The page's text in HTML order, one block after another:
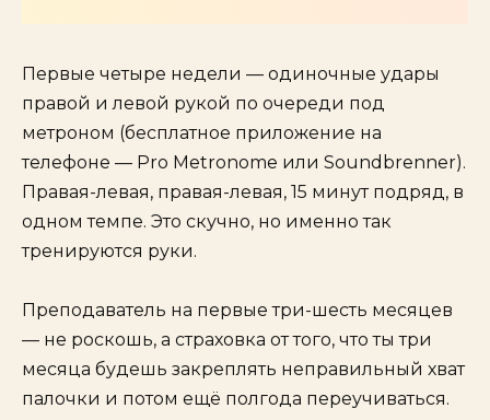
Первые четыре недели — одиночные удары
правой и левой рукой по очереди под
метроном (бесплатное приложение на
телефоне — Pro Metronome или Soundbrenner).
Правая-левая, правая-левая, 15 минут подряд, в
одном темпе. Это скучно, но именно так
тренируются руки.
Преподаватель на первые три-шесть месяцев
— не роскошь, а страховка от того, что ты три
месяца будешь закреплять неправильный хват
палочки и потом ещё полгода переучиваться.